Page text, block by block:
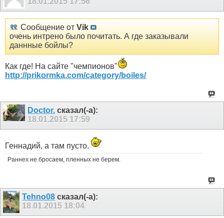
Сообщение от Vik
очень интрено было почитать. А где заказывали
даннные бойлы?
Как где! На сайте "чемпионов"
http://prikormka.com/category/boiles/
Doctor. сказал(-а):
18.01.2015 17:59
Геннадий, а там пусто.
Раннех не бросаем, пленных не берем.
Tehno08 сказал(-а):
18.01.2015 18:04